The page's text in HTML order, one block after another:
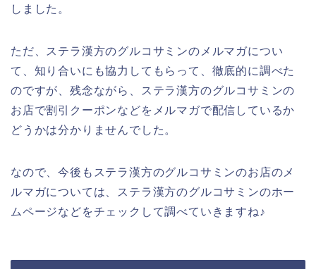
しました。
ただ、ステラ漢方のグルコサミンのメルマガについ
て、知り合いにも協力してもらって、徹底的に調べた
のですが、残念ながら、ステラ漢方のグルコサミンの
お店で割引クーポンなどをメルマガで配信しているか
どうかは分かりませんでした。
なので、今後もステラ漢方のグルコサミンのお店のメ
ルマガについては、ステラ漢方のグルコサミンのホー
ムページなどをチェックして調べていきますね♪